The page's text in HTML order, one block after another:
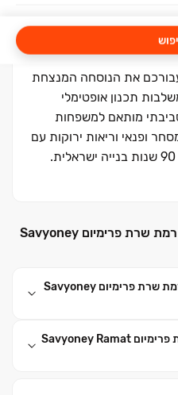
את הנוסחה המנצחת
תכנון אופטימלי
מותאם למשפחות
ופנאי וריאות ירוקות עם
איתנות פיננסית וניסיון של כ‏– ‏90 שנות בנייה ישראלית.
לכם מענה בכל עולמות
לחיים.
כל מה שרציתם לדעת על סביוני רמת שרת פרימיום Savyoney
אילו סוגי דירות נמכרות בסביוני רמת שרת פרימיום Savyoney
מה כלול בדירות בסביוני רמת שרת פרימיום Savyoney Ramat